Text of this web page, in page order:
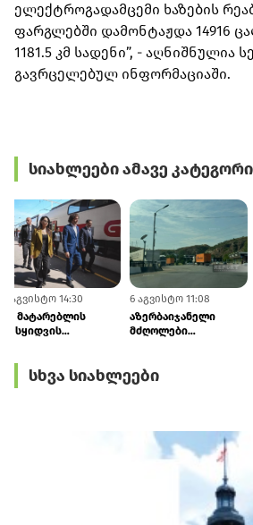
ელექტროგადამცემი ხაზების
ფარგლებში დამონტაჟდა 14916
1181.5 კმ სადენი”, - აღნიშნულია
გავრცელებულ ინფორმაციაში.
სიახლეები ამავე
6 აგვისტო 14:30
10 მატარებლის
შესყიდვის
6 აგვისტო 11:08
აზერბაიჯანელი
მძღოლები
შეფერხებაზე ჩივიან
სხვა სიახლეები